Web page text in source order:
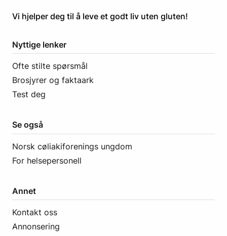
​​​​Vi hjelper deg til å leve et godt liv uten gluten! ​
Nyttige lenker
Ofte stilte spørsmål
Brosjyrer og faktaark
Test deg
Se også
Norsk cøliakiforenings ungdom
For helsepersonell
Annet
Kontakt oss
Annonsering